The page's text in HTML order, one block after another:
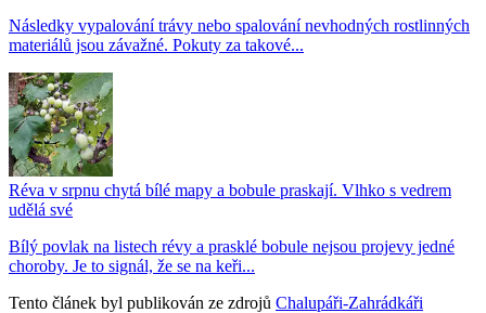
Následky vypalování trávy nebo spalování nevhodných rostlinných
materiálů jsou závažné. Pokuty za takové...
Réva v srpnu chytá bílé mapy a bobule praskají. Vlhko s vedrem
udělá své
Bílý povlak na listech révy a prasklé bobule nejsou projevy jedné
choroby. Je to signál, že se na keři...
Tento článek byl publikován ze zdrojů Chalupáři-Zahrádkáři